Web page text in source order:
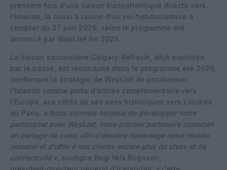
première fois d’une liaison transatlantique directe vers
l’Islande, là aussi à raison d’un vol hebdomadaire à
compter du 27 juin 2026, selon le programme été
annoncé par WestJet fin 2025.
La liaison saisonnière Calgary–Keflavik, déjà exploitée
par le passé, est reconduite dans le programme été 2026,
confirmant la stratégie de WestJet de positionner
l’Islande comme porte d’entrée complémentaire vers
l’Europe, aux côtés de ses axes historiques vers Londres
ou Paris. « Nous sommes heureux de développer notre
partenariat avec WestJet, notre premier partenaire canadien
en partage de code, afin d’étendre davantage notre réseau
mondial et d’offrir à nos clients encore plus de choix et de
connectivité », souligne Bogi Nils Bogason,